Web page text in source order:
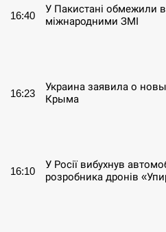
16:40
У Пакистані обмежили
міжнародними ЗМІ
16:23
Украина заявила о
Крыма
16:10
У Росії вибухнув
розробника дронів